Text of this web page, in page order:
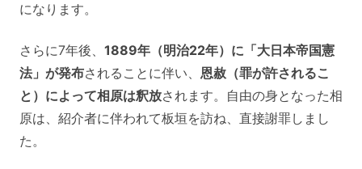
になります。
さらに7年後、 1889年（明治22年）に「大日本帝国憲
法」が発布されることに伴い、 恩赦（罪が許されるこ
と）によって相原は釈放されます。自由の身となった相
原は、紹介者に伴われて板垣を訪ね、直接謝罪しまし
た。